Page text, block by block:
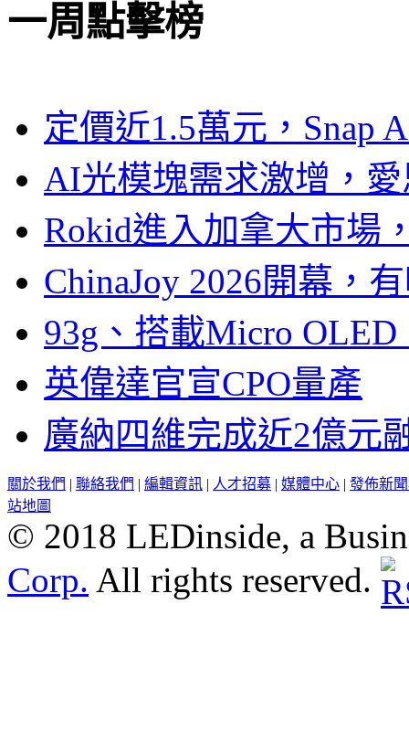
一周點擊榜
定價近1.5萬元，Snap
AI光模塊需求激增，
Rokid進入加拿大市場
ChinaJoy 2026開幕，
93g、搭載Micro
英偉達官宣CPO量產
廣納四維完成近2億元
關於我們 | 聯絡我們 | 編輯資訊 | 人才招募 | 媒體中心 | 發佈新
站地圖
© 2018 LEDinside, a
Corp. All rights reserved.